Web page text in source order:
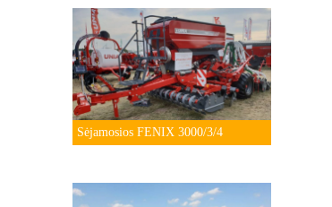
Sėjamosios FENIX 3000/3/4